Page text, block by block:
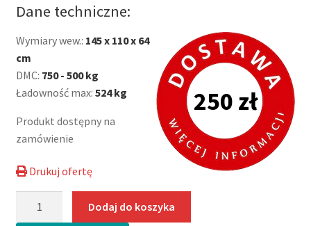
Dane techniczne:
250 zł
Wymiary wew.: 145 x 110 x 64
cm
DMC: 750 - 500 kg
Ładowność max: 524 kg
Produkt dostępny na
zamówienie
Drukuj ofertę
Dodaj do koszyka